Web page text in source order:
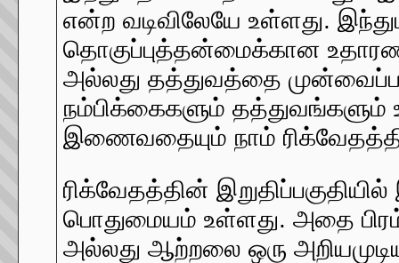
என்ற வடிவிலேயே உள்ளது.
தொகுப்புத்தன்மைக்கான
அல்லது தத்துவத்தை
நம்பிக்கைகளும்
இணைவதையும் நாம்
ரிக்வேதத்தின்
பொதுமையம் உள்ளது. அதை
அல்லது ஆற்றலை ஒரு